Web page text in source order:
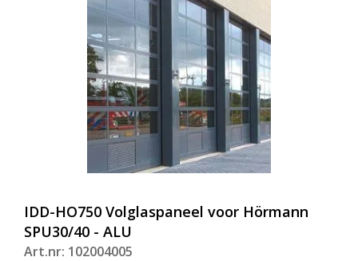
IDD-HO750 Volglaspaneel voor Hörmann
SPU30/40 - ALU
Art.nr: 102004005